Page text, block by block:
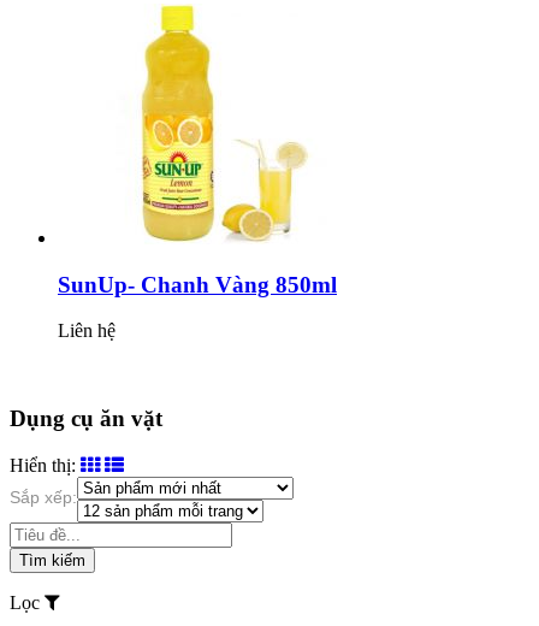
SunUp- Chanh Vàng 850ml
Liên hệ
Dụng cụ ăn vặt
Hiển thị:
Sắp xếp:
Tìm kiếm
Lọc